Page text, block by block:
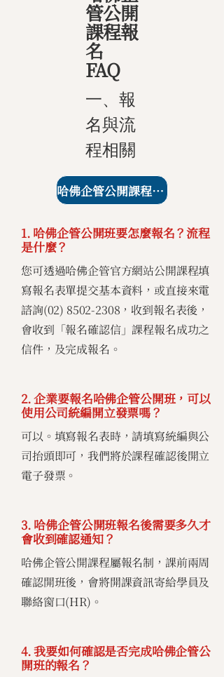
管公開
課程報
名
FAQ
一、報
名與流
程相關
哈佛企管公開課程課表
1. 哈佛企管公開班要怎麼報名？流程
是什麼？
您可透過哈佛企管官方網站公開課程填
寫報名表單提交基本資料，或直接來電
諮詢(02) 8502-2308 ，收到報名表後，
會收到「報名確認信」課程報名成功之
信件，及完成報名。
2. 企業要報名哈佛企管公開班，可以
使用公司統編開立發票嗎？
可以。填寫報名表時，請填寫統編與公
司抬頭即可，我們將於課程確認後開立
電子發票。
3. 哈佛企管公開班報名後需要多久才
會收到確認通知？
哈佛企管公開課程屬報名制，課前兩周
確認開班後，會將開課資訊寄給學員及
聯絡窗口(HR)。
4. 我要如何確認是否完成哈佛企管公
開班的報名？